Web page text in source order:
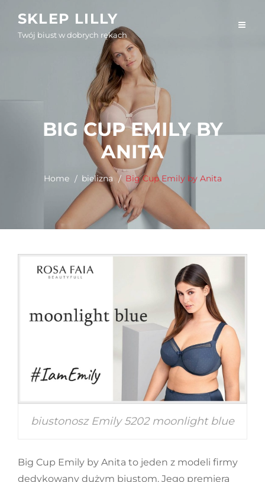
content
SKLEP LILLY
Twój biust w dobrych rękach
BIG CUP EMILY BY
ANITA
Home bielizna Big Cup Emily by Anita
biustonosz Emily 5202 moonlight blue
Big Cup Emily by Anita to jeden z modeli firmy
dedykowany dużym biustom. Jego premiera